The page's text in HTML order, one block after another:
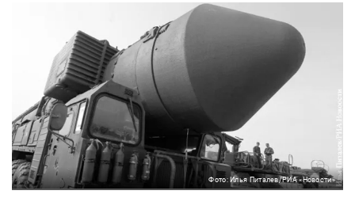
Фото: Илья Питалев/РИА «Новости»